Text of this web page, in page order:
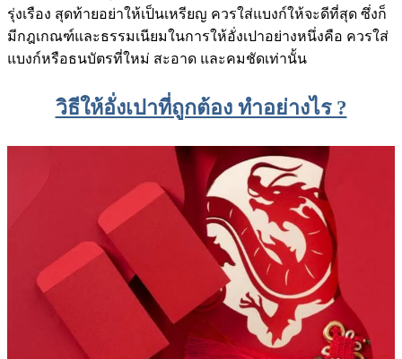
รุ่งเรือง สุดท้ายอย่าให้เป็นเหรียญ ควรใส่แบงก์ให้จะดีที่สุด ซึ่งก็
มีกฎเกณฑ์และธรรมเนียมในการให้อั่งเปาอย่างหนึ่งคือ ควรใส่
แบงก์หรือธนบัตรที่ใหม่ สะอาด และคมชัดเท่านั้น
วิธีให้อั่งเปาที่ถูกต้อง ทำอย่างไร ?